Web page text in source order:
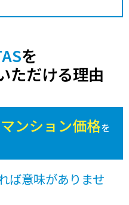
を
ただける理由
ンション価格を
ば意味がありませ